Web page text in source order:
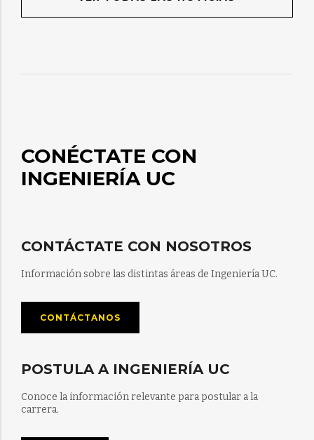
CONÉCTATE CON
INGENIERÍA UC
CONTÁCTATE CON NOSOTROS
Información sobre las distintas áreas de Ingeniería UC.
CONTÁCTANOS
POSTULA A INGENIERÍA UC
Conoce la información relevante para postular a la
carrera.